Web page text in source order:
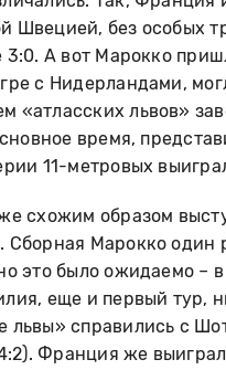
Швецией, без особых
3:0. А вот Марокко
с Нидерландами,
«атласских львов»
время,
11-метровых
схожим образом
Сборная Марокко один
это было ожидаемо –
еще и первый тур,
львы» справились с
Франция же